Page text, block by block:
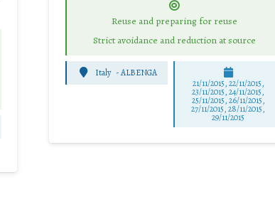
Reuse and preparing for reuse
Strict avoidance and reduction at source
Italy -ALBENGA
21/11/2015, 22/11/2015,
23/11/2015, 24/11/2015,
25/11/2015, 26/11/2015,
27/11/2015, 28/11/2015,
29/11/2015